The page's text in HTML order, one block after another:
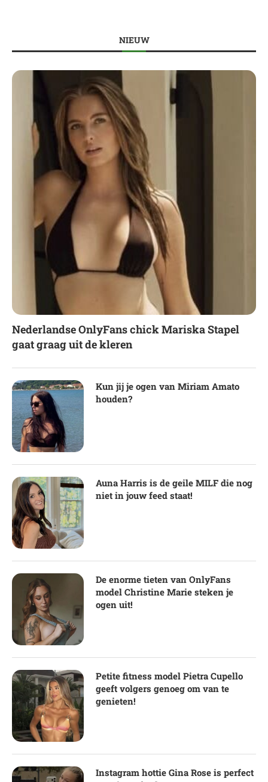
NIEUW
Nederlandse OnlyFans chick Mariska Stapel
gaat graag uit de kleren
Kun jij je ogen van Miriam Amato
houden?
Auna Harris is de geile MILF die nog
niet in jouw feed staat!
De enorme tieten van OnlyFans
model Christine Marie steken je
ogen uit!
Petite fitness model Pietra Cupello
geeft volgers genoeg om van te
genieten!
Instagram hottie Gina Rose is perfect